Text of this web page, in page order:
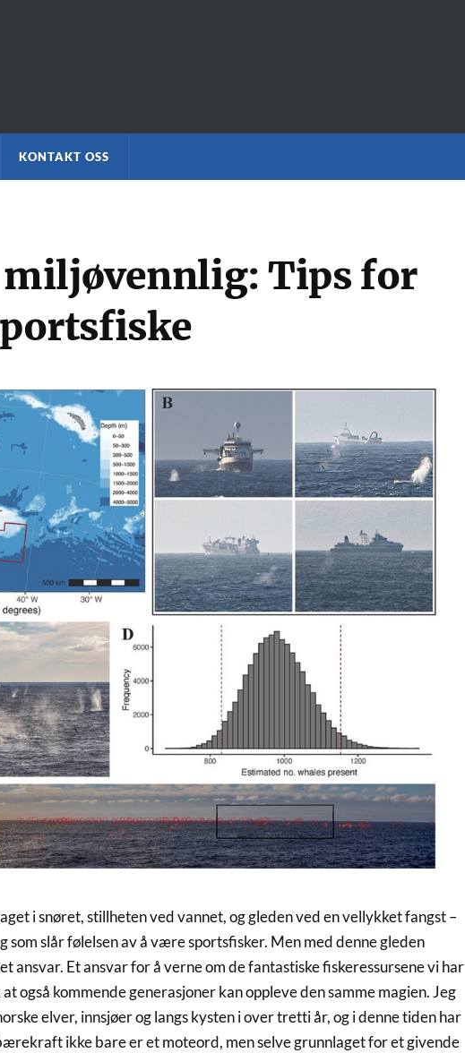
KONTAKT OSS
Tips for
i snøret, stillheten ved vannet, og gleden ved en vellykket fangst –
som slår følelsen av å være sportsfisker. Men med denne gleden
ansvar. Et ansvar for å verne om de fantastiske fiskeressursene vi har
også kommende generasjoner kan oppleve den samme magien. Jeg
elver, innsjøer og langs kysten i over tretti år, og i denne tiden har
ikke bare er et moteord, men selve grunnlaget for et givende